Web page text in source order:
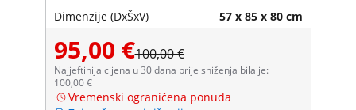
Dimenzije (DxŠxV) 57 x 85 x 80 cm
95,00 €100,00 €
Najjeftinija cijena u 30 dana prije sniženja bila je:
100,00 €
Vremenski ograničena ponuda